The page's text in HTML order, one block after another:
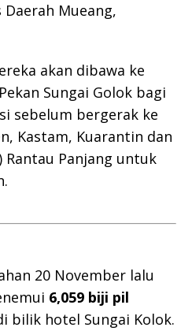
Mueang,
akan dibawa ke
Sungai Golok bagi
sebelum bergerak ke
Kastam, Kuarantin dan
Rantau Panjang untuk
20 November lalu
6,059 biji pil
bilik hotel Sungai Kolok.